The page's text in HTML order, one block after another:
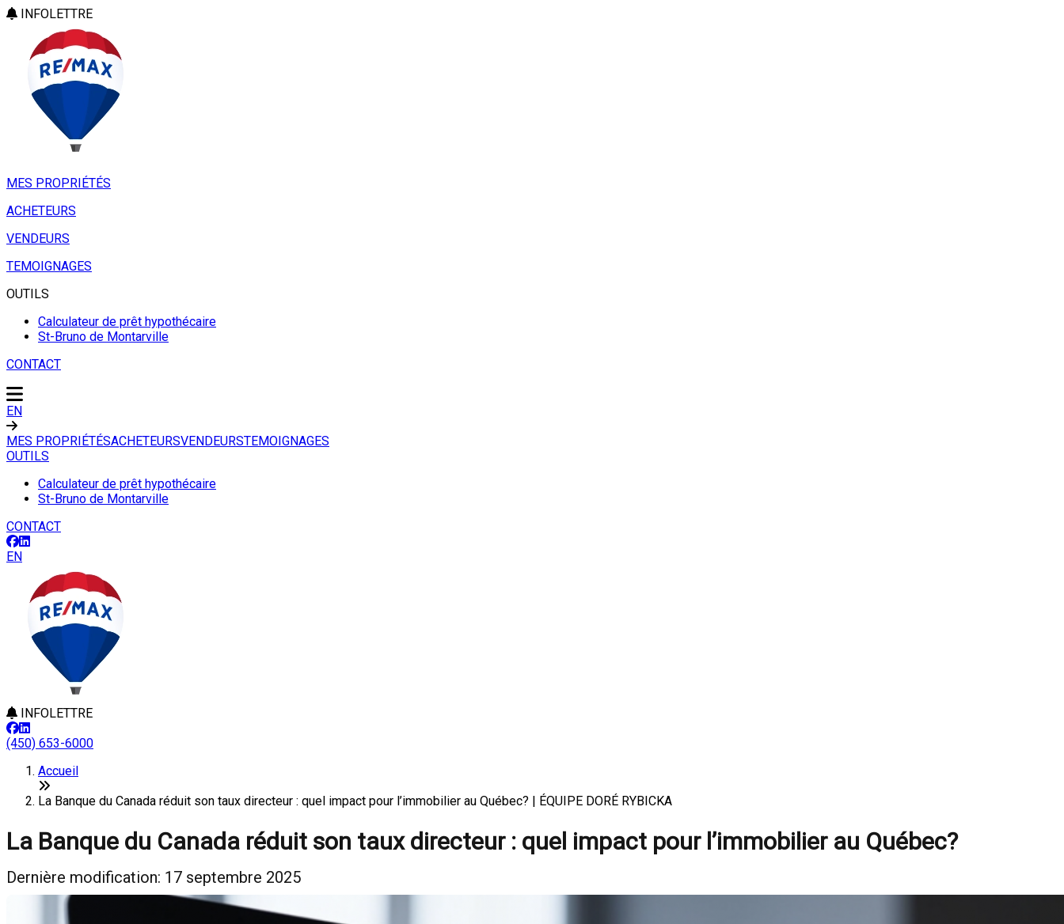
INFOLETTRE
MES PROPRIÉTÉS
ACHETEURS
VENDEURS
TEMOIGNAGES
OUTILS
Calculateur de prêt hypothécaire
St-Bruno de Montarville
CONTACT
EN
MES PROPRIÉTÉSACHETEURSVENDEURSTEMOIGNAGES
OUTILS
Calculateur de prêt hypothécaire
St-Bruno de Montarville
CONTACT
EN
INFOLETTRE
(450) 653-6000
Accueil
La Banque du Canada réduit son taux directeur : quel impact pour l’immobilier au Québec? | ÉQUIPE DORÉ RYBICKA
La Banque du Canada réduit son taux directeur : quel impact pour l’immobilier au Québec?
Dernière modification: 17 septembre 2025